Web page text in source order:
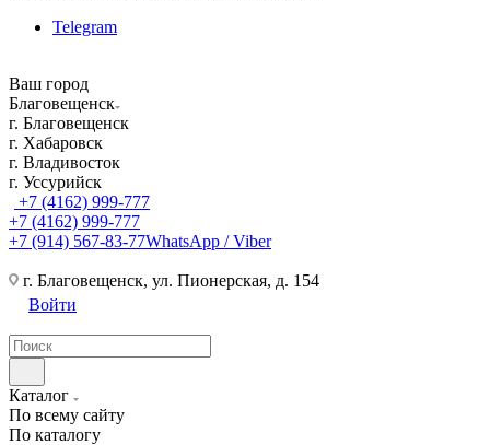
Telegram
Ваш город
Благовещенск
г. Благовещенск
г. Хабаровск
г. Владивосток
г. Уссурийск
+7 (4162) 999-777
+7 (4162) 999-777
+7 (914) 567-83-77WhatsApp / Viber
г. Благовещенск, ул. Пионерская, д. 154
Войти
Каталог
По всему сайту
По каталогу